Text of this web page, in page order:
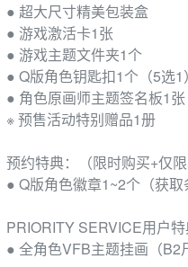
● 超大尺寸精美包装盒
● 游戏激活卡1张
● 游戏主题文件夹1个
● Q版角色钥匙扣1个（5选1）
● 角色原画师主题签名板1张
※ 预售活动特别赠品1册
预约特典：（限时购买+仅限
● Q版角色徽章1~2个（获取
PRIORITY SERVICE用户特
● 全角色VFB主题挂画（B2